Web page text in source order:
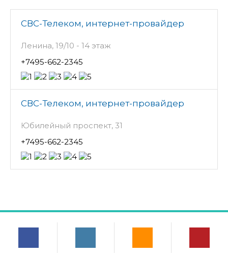
СВС-Телеком, интернет-провайдер
Ленина, 19/10 - 14 этаж
+7495-662-2345
СВС-Телеком, интернет-провайдер
Юбилейный проспект, 31
+7495-662-2345